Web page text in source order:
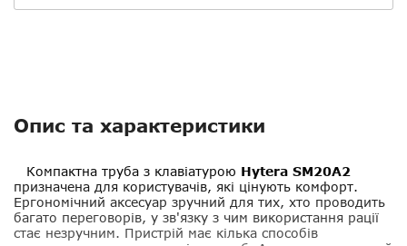
Опис та характеристики
Компактна труба з клавіатурою Hytera SM20A2
призначена для користувачів, які цінують комфорт.
Ергономічний аксесуар зручний для тих, хто проводить
багато переговорів, у зв'язку з чим використання рації
стає незручним. Пристрій має кілька способів